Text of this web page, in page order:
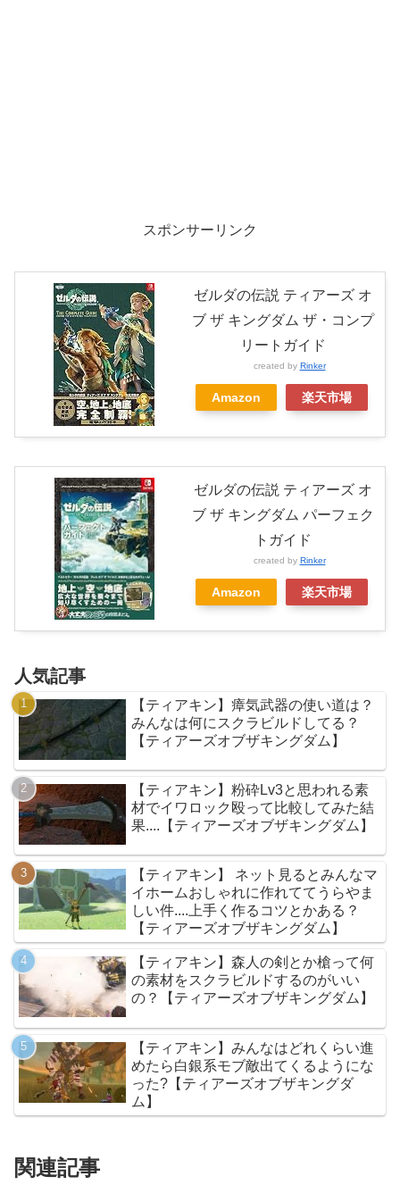
スポンサーリンク
ゼルダの伝説 ティアーズ オ
ブ ザ キングダム ザ・コンプ
リートガイド
created by Rinker
Amazon 楽天市場
ゼルダの伝説 ティアーズ オ
ブ ザ キングダム パーフェク
トガイド
created by Rinker
Amazon 楽天市場
人気記事
【ティアキン】瘴気武器の使い道は？
みんなは何にスクラビルドしてる？
【ティアーズオブザキングダム】
【ティアキン】粉砕Lv3と思われる素
材でイワロック殴って比較してみた結
果....【ティアーズオブザキングダム】
【ティアキン】 ネット見るとみんなマ
イホームおしゃれに作れててうらやま
しい件....上手く作るコツとかある？
【ティアーズオブザキングダム】
【ティアキン】森人の剣とか槍って何
の素材をスクラビルドするのがいい
の？【ティアーズオブザキングダム】
【ティアキン】みんなはどれくらい進
めたら白銀系モブ敵出てくるようにな
った?【ティアーズオブザキングダ
ム】
関連記事